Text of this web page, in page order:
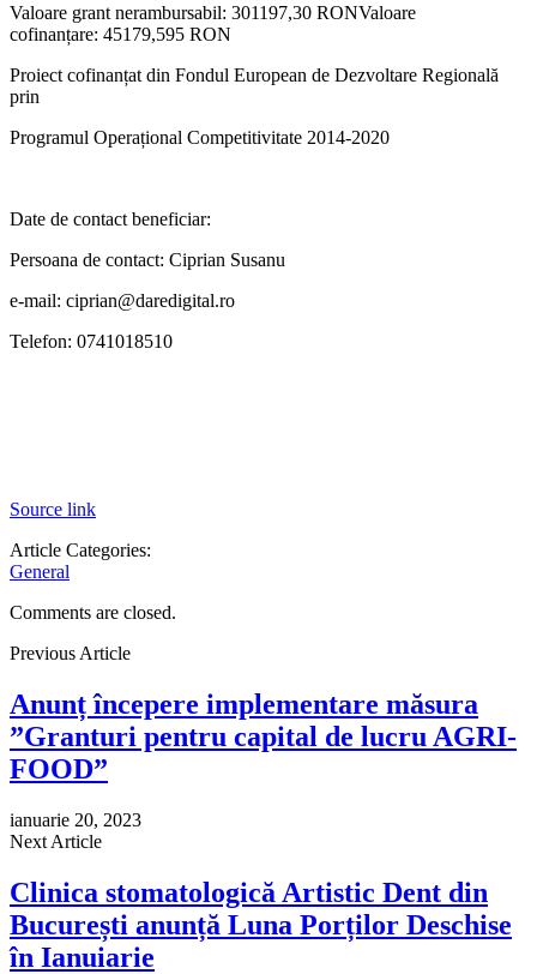
Valoare grant nerambursabil: 301197,30 RONValoare
cofinanțare: 45179,595 RON
Proiect cofinanțat din Fondul European de Dezvoltare Regională
prin
Programul Operațional Competitivitate 2014-2020
Date de contact beneficiar:​
Persoana de contact: Ciprian Susanu
e-mail: ciprian@daredigital.ro
Telefon: 0741018510
Source link
Article Categories:
General
Comments are closed.
Previous Article
Anunț începere implementare măsura
”Granturi pentru capital de lucru AGRI-
FOOD”
ianuarie 20, 2023
Next Article
Clinica stomatologică Artistic Dent din
București anunță Luna Porților Deschise
în Ianuiarie